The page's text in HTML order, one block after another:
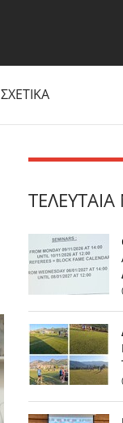
ΣΧΕΤΙΚΑ